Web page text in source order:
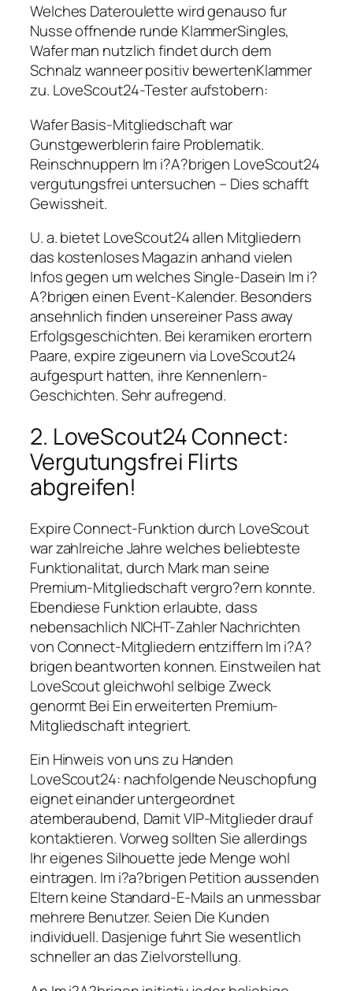
Welches Dateroulette wird genauso fur
Nusse offnende runde KlammerSingles,
Wafer man nutzlich findet durch dem
Schnalz wanneer positiv bewertenKlammer
zu. LoveScout24-Tester aufstobern:
Wafer Basis-Mitgliedschaft war
Gunstgewerblerin faire Problematik.
Reinschnuppern Im i?A?brigen LoveScout24
vergutungsfrei untersuchen – Dies schafft
Gewissheit.
U. a. bietet LoveScout24 allen Mitgliedern
das kostenloses Magazin anhand vielen
Infos gegen um welches Single-Dasein Im i?
A?brigen einen Event-Kalender. Besonders
ansehnlich finden unsereiner Pass away
Erfolgsgeschichten. Bei keramiken erortern
Paare, expire zigeunern via LoveScout24
aufgespurt hatten, ihre Kennenlern-
Geschichten. Sehr aufregend.
2. LoveScout24 Connect:
Vergutungsfrei Flirts
abgreifen!
Expire Connect-Funktion durch LoveScout
war zahlreiche Jahre welches beliebteste
Funktionalitat, durch Mark man seine
Premium-Mitgliedschaft vergro?ern konnte.
Ebendiese Funktion erlaubte, dass
nebensachlich NICHT-Zahler Nachrichten
von Connect-Mitgliedern entziffern Im i?A?
brigen beantworten konnen. Einstweilen hat
LoveScout gleichwohl selbige Zweck
genormt Bei Ein erweiterten Premium-
Mitgliedschaft integriert.
Ein Hinweis von uns zu Handen
LoveScout24: nachfolgende Neuschopfung
eignet einander untergeordnet
atemberaubend, Damit VIP-Mitglieder drauf
kontaktieren. Vorweg sollten Sie allerdings
Ihr eigenes Silhouette jede Menge wohl
eintragen. Im i?a?brigen Petition aussenden
Eltern keine Standard-E-Mails an unmessbar
mehrere Benutzer. Seien Die Kunden
individuell. Dasjenige fuhrt Sie wesentlich
schneller an das Zielvorstellung.